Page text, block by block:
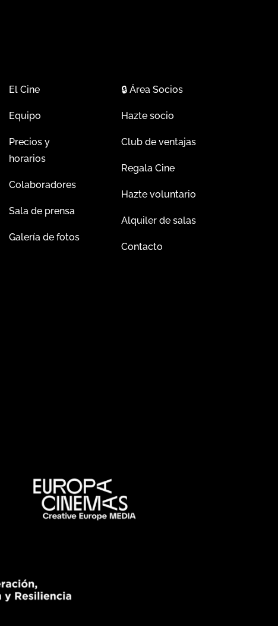
El Cine
Equipo
Precios y
horarios
Colaboradores
Sala de prensa
Galería de fotos
🔒Área Socios
Hazte socio
Club de ventajas
Regala Cine
Hazte voluntario
Alquiler de salas
Contacto